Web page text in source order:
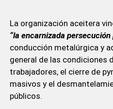
La organización aceitera
“la encarnizada
conducción metalúrgica y
general de las condiciones
trabajadores, el cierre de
masivos y el
públicos.